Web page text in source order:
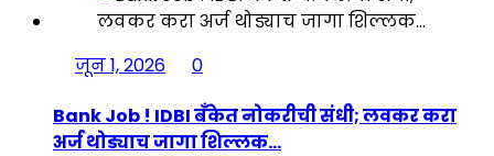
जून 1, 2026
0
Bank Job ! IDBI बँकेत नोकरीची संधी; लवकर करा
अर्ज थोड्याच जागा शिल्लक…